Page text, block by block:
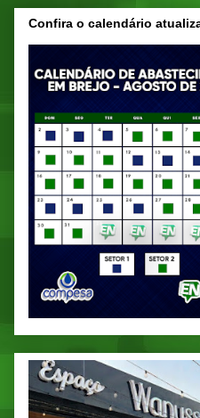
Confira o calendário